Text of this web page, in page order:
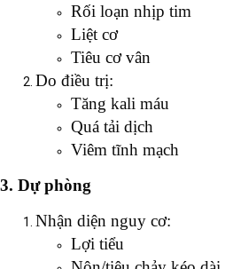
Rối loạn nhịp tim
Liệt cơ
Tiêu cơ vân
Do điều trị:
Tăng kali máu
Quá tải dịch
Viêm tĩnh mạch
3. Dự phòng
Nhận diện nguy cơ:
Lợi tiểu